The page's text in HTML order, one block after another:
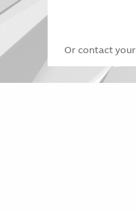
Or contact your